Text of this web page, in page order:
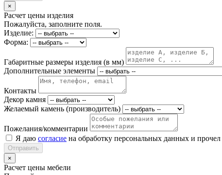
×
Расчет цены изделия
Пожалуйста, заполните поля.
Изделие:
Форма:
Габаритные размеры изделия (в мм)
Дополнительные элементы
Контакты
Декор камня
Желаемый камень (производитель)
Пожелания/комментарии
Я даю согласие на обработку персональных данных и прочел
Отправить
×
Расчет цены мебели